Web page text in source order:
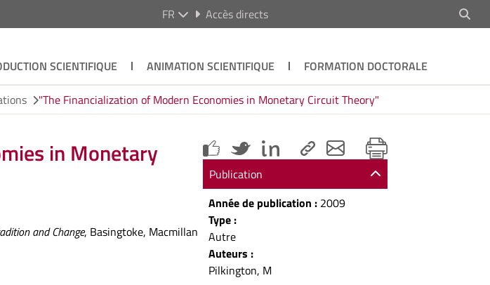
FR Accès directs
SCIENTIFIQUE ANIMATION SCIENTIFIQUE
FORMATION DOCTORALE
"The Financialization of Modern Economies in Monetary Circuit Theory"
in Monetary
and Change, Basingtoke, Macmillan
Publication
Année de publication : 2009
Type :
Autre
Auteurs :
Pilkington, M